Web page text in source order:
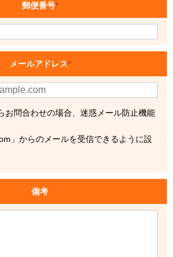
郵便番号*
メールアドレス*
お問合わせの場合、迷惑メール防止機能
」からのメールを受信できるように設
備考